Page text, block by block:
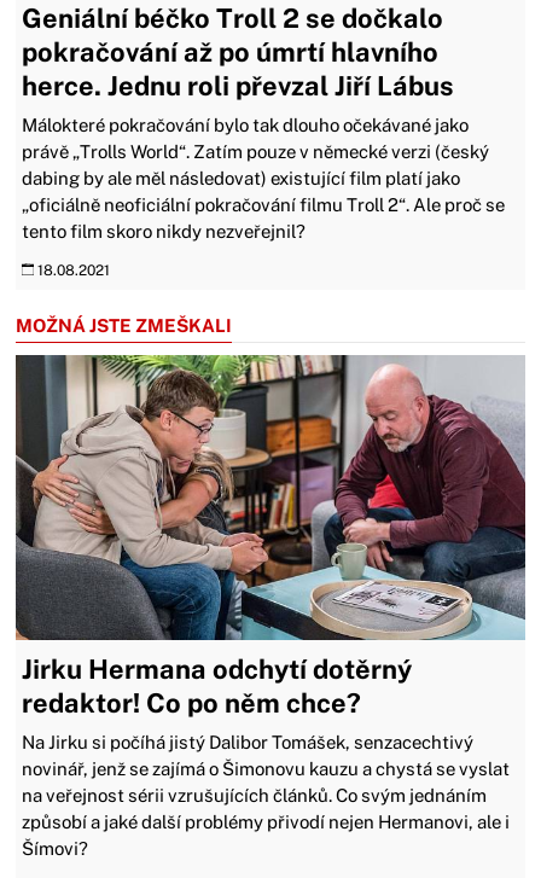
Geniální béčko Troll 2 se dočkalo
pokračování až po úmrtí hlavního
herce. Jednu roli převzal Jiří Lábus
Málokteré pokračování bylo tak dlouho očekávané jako
právě „Trolls World“. Zatím pouze v německé verzi (český
dabing by ale měl následovat) existující film platí jako
„oficiálně neoficiální pokračování filmu Troll 2“. Ale proč se
tento film skoro nikdy nezveřejnil?
18.08.2021
MOŽNÁ JSTE ZMEŠKALI
Jirku Hermana odchytí dotěrný
redaktor! Co po něm chce?
Na Jirku si počíhá jistý Dalibor Tomášek, senzacechtivý
novinář, jenž se zajímá o Šimonovu kauzu a chystá se vyslat
na veřejnost sérii vzrušujících článků. Co svým jednáním
způsobí a jaké další problémy přivodí nejen Hermanovi, ale i
Šímovi?